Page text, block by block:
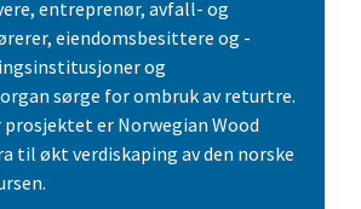
entreprenør, avfall- og
eiendomsbesittere og -
og
sørge for ombruk av returtre.
er Norwegian Wood
til økt verdiskaping av den norske